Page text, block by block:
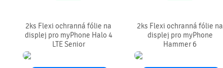
2ks Flexi ochranná fólie na
displej pro myPhone Halo 4
LTE Senior
2ks Flexi ochranná fólie na
displej pro myPhone
Hammer 6